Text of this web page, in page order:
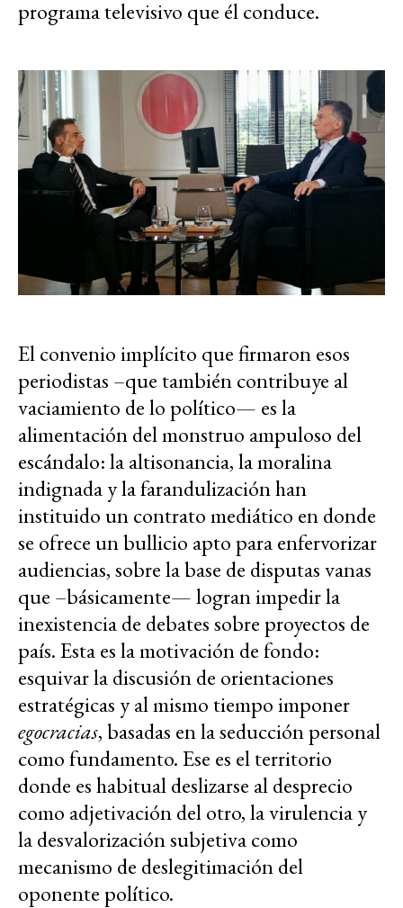
programa televisivo que él conduce.
El convenio implícito que firmaron esos
periodistas –que también contribuye al
vaciamiento de lo político— es la
alimentación del monstruo ampuloso del
escándalo: la altisonancia, la moralina
indignada y la farandulización han
instituido un contrato mediático en donde
se ofrece un bullicio apto para enfervorizar
audiencias, sobre la base de disputas vanas
que –básicamente— logran impedir la
inexistencia de debates sobre proyectos de
país. Esta es la motivación de fondo:
esquivar la discusión de orientaciones
estratégicas y al mismo tiempo imponer
egocracias, basadas en la seducción personal
como fundamento. Ese es el territorio
donde es habitual deslizarse al desprecio
como adjetivación del otro, la virulencia y
la desvalorización subjetiva como
mecanismo de deslegitimación del
oponente político.